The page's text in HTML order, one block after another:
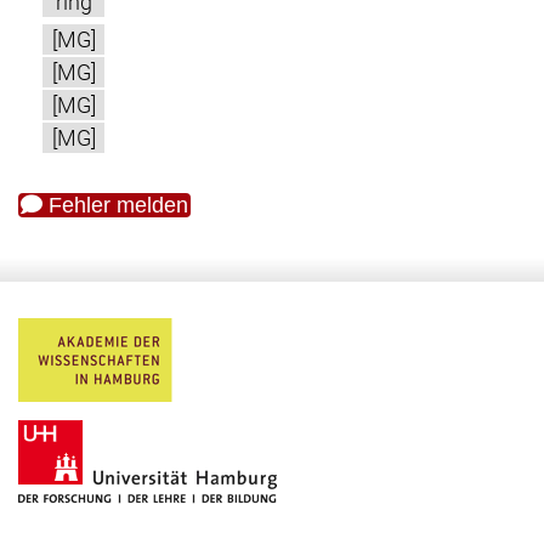
[MG]
[MG]
[MG]
[MG]
Fehler melden